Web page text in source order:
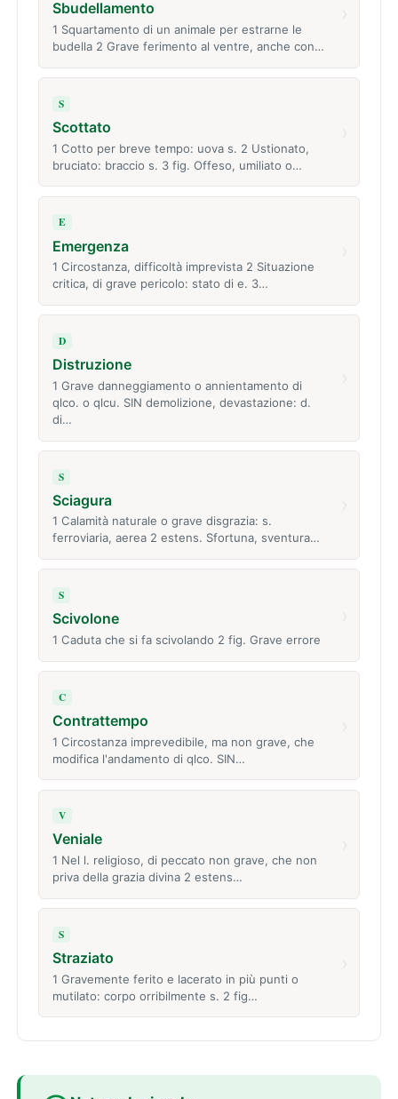
Sbudellamento
1 Squartamento di un animale per estrarne le
budella 2 Grave ferimento al ventre, anche con…
S
Scottato
1 Cotto per breve tempo: uova s. 2 Ustionato,
bruciato: braccio s. 3 fig. Offeso, umiliato o…
E
Emergenza
1 Circostanza, difficoltà imprevista 2 Situazione
critica, di grave pericolo: stato di e. 3…
D
Distruzione
1 Grave danneggiamento o annientamento di
qlco. o qlcu. SIN demolizione, devastazione: d.
di…
S
Sciagura
1 Calamità naturale o grave disgrazia: s.
ferroviaria, aerea 2 estens. Sfortuna, sventura…
S
Scivolone
1 Caduta che si fa scivolando 2 fig. Grave errore
C
Contrattempo
1 Circostanza imprevedibile, ma non grave, che
modifica l'andamento di qlco. SIN…
V
Veniale
1 Nel l. religioso, di peccato non grave, che non
priva della grazia divina 2 estens…
S
Straziato
1 Gravemente ferito e lacerato in più punti o
mutilato: corpo orribilmente s. 2 fig…